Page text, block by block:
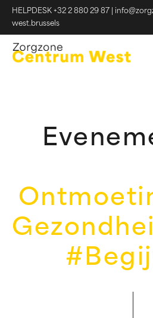
HELPDESK +32 2 880 29 87
west.brussels